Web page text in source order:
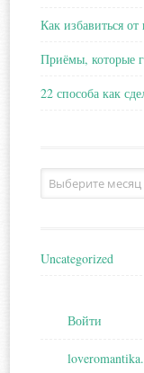
Как избавиться
Приёмы, которые
22 способа как
Архивы
Uncategorized
Войти